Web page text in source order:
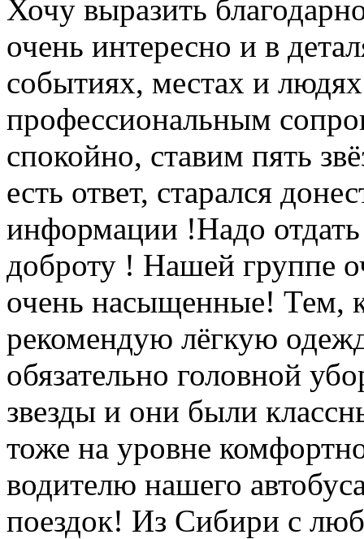
Хочу выразить
очень интересно и в
событиях, местах и
профессиональным
спокойно, ставим пять
есть ответ, старался
информации !Надо
доброту ! Нашей группе
очень насыщенные! Тем,
рекомендую лёгкую
обязательно головной
звезды и они были
тоже на уровне
водителю нашего
поездок! Из Сибири с